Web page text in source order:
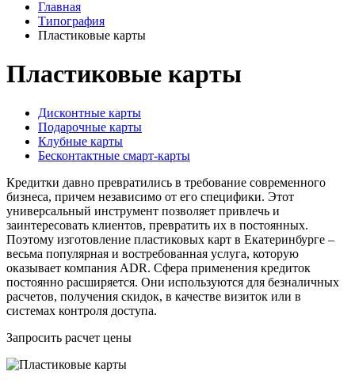
Главная
Типография
Пластиковые карты
Пластиковые карты
Дисконтные карты
Подарочные карты
Клубные карты
Бесконтактные смарт-карты
Кредитки давно превратились в требование современного
бизнеса, причем независимо от его специфики. Этот
универсальный инструмент позволяет привлечь и
заинтересовать клиентов, превратить их в постоянных.
Поэтому изготовление пластиковых карт в Екатеринбурге –
весьма популярная и востребованная услуга, которую
оказывает компания ADR. Сфера применения кредиток
постоянно расширяется. Они используются для безналичных
расчетов, получения скидок, в качестве визиток или в
системах контроля доступа.
Запросить расчет цены